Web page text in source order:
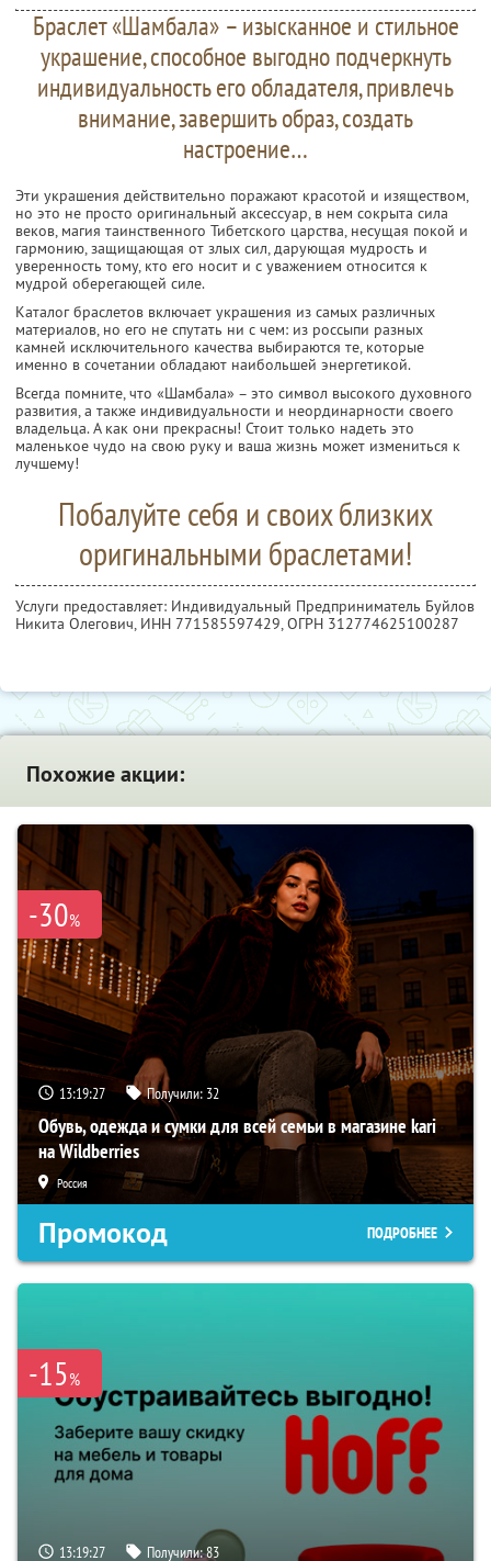
Браслет «Шамбала» – изысканное и стильное
украшение, способное выгодно подчеркнуть
индивидуальность его обладателя, привлечь
внимание, завершить образ, создать
настроение…
Эти украшения действительно поражают красотой и изяществом,
но это не просто оригинальный аксессуар, в нем сокрыта сила
веков, магия таинственного Тибетского царства, несущая покой и
гармонию, защищающая от злых сил, дарующая мудрость и
уверенность тому, кто его носит и с уважением относится к
мудрой оберегающей силе.
Каталог браслетов включает украшения из самых различных
материалов, но его не спутать ни с чем: из россыпи разных
камней исключительного качества выбираются те, которые
именно в сочетании обладают наибольшей энергетикой.
Всегда помните, что «Шамбала» – это символ высокого духовного
развития, а также индивидуальности и неординарности своего
владельца. А как они прекрасны! Стоит только надеть это
маленькое чудо на свою руку и ваша жизнь может измениться к
лучшему!
Побалуйте себя и своих близких
оригинальными браслетами!
Услуги предоставляет: Индивидуальный Предприниматель Буйлов
Никита Олегович, ИНН 771585597429, ОГРН 312774625100287
Похожие акции:
-30%
13:19:26 Получили: 32
Обувь, одежда и сумки для всей семьи в магазине kari
на Wildberries
Россия
Промокод ПОДРОБНЕЕ
-15%
13:19:26 Получили:83